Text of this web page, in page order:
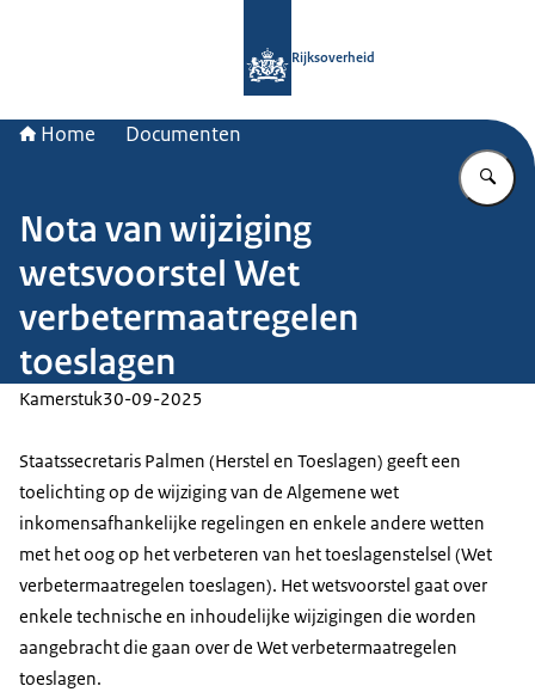
Rijksoverheid
Home Documenten
Nota van wijziging
wetsvoorstel Wet
verbetermaatregelen
toeslagen
Kamerstuk30-09-2025
Staatssecretaris Palmen (Herstel en Toeslagen) geeft een
toelichting op de wijziging van de Algemene wet
inkomensafhankelijke regelingen en enkele andere wetten
met het oog op het verbeteren van het toeslagenstelsel (Wet
verbetermaatregelen toeslagen). Het wetsvoorstel gaat over
enkele technische en inhoudelijke wijzigingen die worden
aangebracht die gaan over de Wet verbetermaatregelen
toeslagen.